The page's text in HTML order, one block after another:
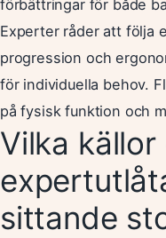
förbättringar för både
Experter råder att följa
progression och
för individuella behov.
på fysisk funktion och
Vilka källor
sittande